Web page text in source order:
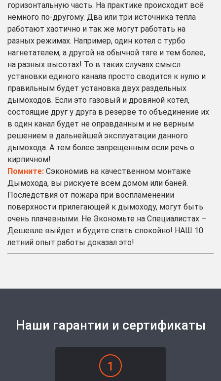
горизонтальную часть. На практике происходит всё
немного по-другому. Два или три источника тепла
работают хаотично и так же могут работать на
разных режимах. Например, один котел с турбо
нагнетателем, а другой на обычной тяге и тем более,
на разных высотах! То в таких случаях смысл
установки единого канала просто сводится к нулю и
правильным будет установка двух раздельных
дымоходов. Если это газовый и дровяной котел,
состоящие друг у друга в резерве то объединение их
в один канал будет не оправданным и не верным
решением в дальнейшей эксплуатации данного
дымохода. А тем более запрещенным если речь о
кирпичном!
Помните: Сэкономив на качественном монтаже
Дымохода, вы рискуете всем домом или баней.
Последствия от пожара при воспламенении
поверхности прилегающей к дымоходу, могут быть
очень плачевными. Не Экономьте на Специалистах –
Дешевле выйдет и будите спать спокойно! НАШ 10
летний опыт работы доказал это!
Наши гарантии и сертификаты